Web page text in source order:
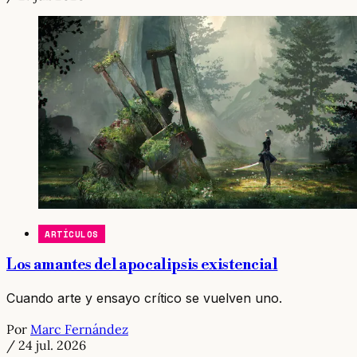
ARTÍCULOS
Los amantes del apocalipsis existencial
Cuando arte y ensayo crítico se vuelven uno.
Por Marc Fernández
/ 24 jul. 2026